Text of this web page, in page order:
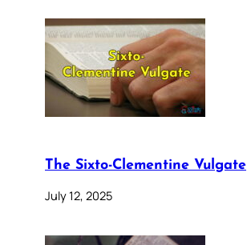
The Sixto-Clementine Vulgate
July 12, 2025